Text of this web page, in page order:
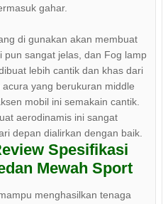
gahar.
di gunakan akan membuat
pun sangat jelas, dan Fog lamp
lebih cantik dan khas dari
yang berukuran middle
mobil ini semakain cantik.
aerodinamis ini sangat
depan dialirkan dengan baik.
Spesifikasi
Mewah Sport
menghasilkan tenaga